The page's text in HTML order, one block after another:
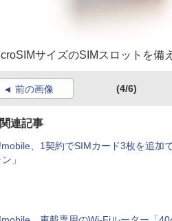
サイズのSIMスロットを備
前の画像 (4/6)
関連記事
、1契約でSIMカード3枚を追加
」